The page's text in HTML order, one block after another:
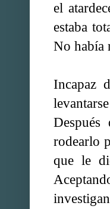
el
estaba
No había
Incapaz
rodearlo
que le